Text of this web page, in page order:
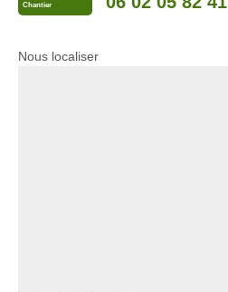
Chantier
Nous localiser